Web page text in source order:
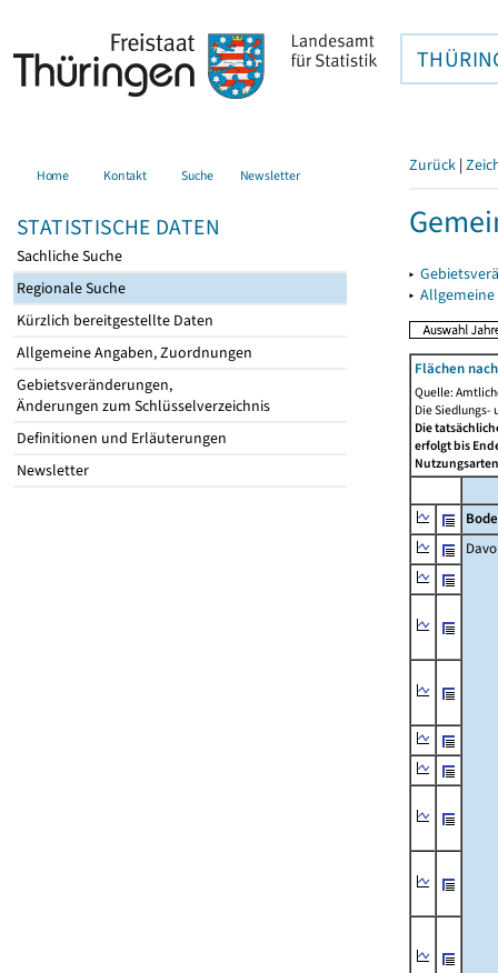
Home Kontakt Suche Newsletter
STATISTISCHE DATEN
Sachliche Suche
Regionale Suche
Kürzlich bereitgestellte Daten
Allgemeine Angaben, Zuordnungen
Gebietsveränderungen,
Änderungen zum Schlüsselverzeichnis
Definitionen und Erläuterungen
Newsletter
Zurück |
▸
▸
Flächen
Quelle:
Die Siedlungs-
Die
erfolgt bis